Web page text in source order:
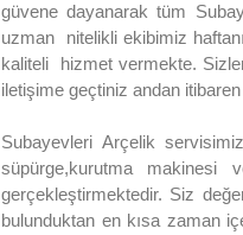
güvene dayanarak tüm
uzman nitelikli ekibimiz
kaliteli hizmet vermekte.
iletişime geçtiniz andan
Subayevleri Arçelik
süpürge,kurutma makinesi
gerçekleştirmektedir. Siz
bulunduktan en kısa zaman